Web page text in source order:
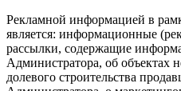
Рекламной информацией в
является: информационные
рассылки, содержащие
Администратора, об объектах
долевого строительства